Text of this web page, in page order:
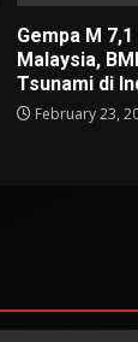
Gempa M
Malaysia,
Tsunami di
February 23,